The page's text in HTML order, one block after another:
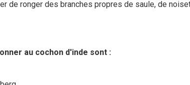
de ronger des branches propres de saule, de
au cochon d'inde sont :